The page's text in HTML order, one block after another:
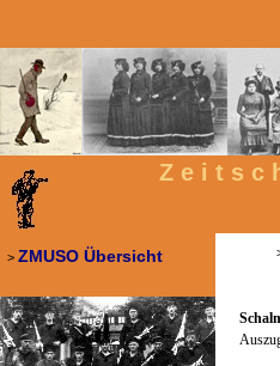
> ZMUSO Übersicht
Z e i t s c